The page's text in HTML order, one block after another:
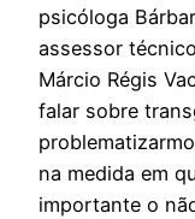
psicóloga
assessor
Márcio Régis
falar sobre
na medida em
importante o